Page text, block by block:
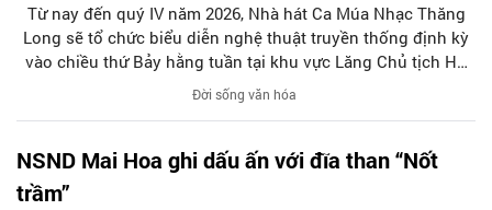
Từ nay đến quý IV năm 2026, Nhà hát Ca Múa Nhạc Thăng
Long sẽ tổ chức biểu diễn nghệ thuật truyền thống định kỳ
vào chiều thứ Bảy hằng tuần tại khu vực Lăng Chủ tịch Hồ
Chí Minh. Mỗi chương trình có thời lượng khoảng 75 phút
với nội dung “Nhạc cụ dân tộc truyền thống và các ca khúc
Đời sống văn hóa
NSND Mai Hoa ghi dấu ấn với đĩa than “Nốt
trầm”